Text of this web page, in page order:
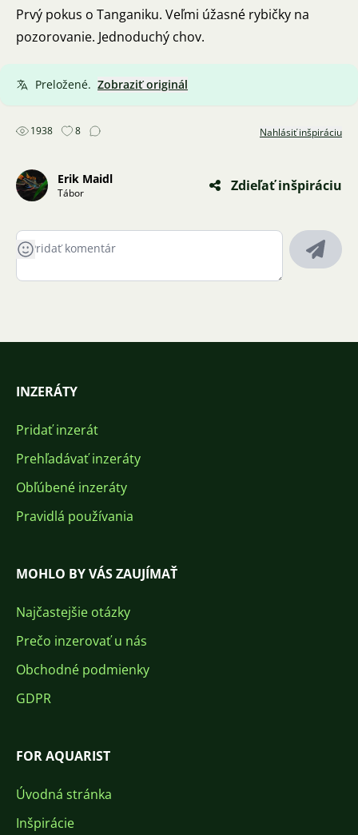
Prvý pokus o Tanganiku. Veľmi úžasné rybičky na
pozorovanie. Jednoduchý chov.
Preložené. Zobraziť originál
1938 8 Nahlásiť inšpiráciu
Erik Maidl
Tábor Zdieľať inšpiráciu
INZERÁTY
Pridať inzerát
Prehľadávať inzeráty
Obľúbené inzeráty
Pravidlá používania
MOHLO BY VÁS ZAUJÍMAŤ
Najčastejšie otázky
Prečo inzerovať u nás
Obchodné podmienky
GDPR
FOR AQUARIST
Úvodná stránka
Inšpirácie